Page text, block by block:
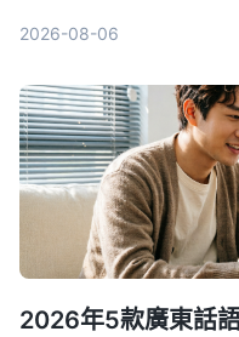
2026-08-06
2026年5款廣東話